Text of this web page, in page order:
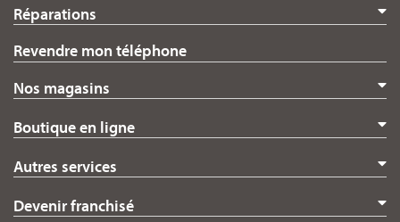
Réparations
Revendre mon téléphone
Nos magasins
Boutique en ligne
Autres services
Devenir franchisé